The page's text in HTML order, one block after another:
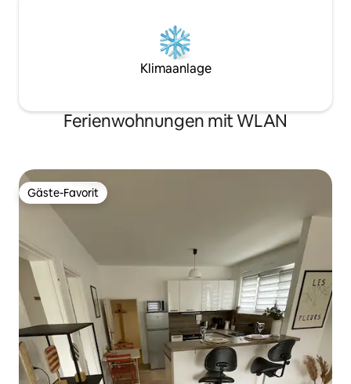
Klimaanlage
Ferienwohnungen mit WLAN
Gäste-Favorit
Gäste-Favorit